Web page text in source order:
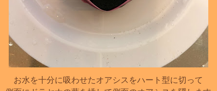
お水を十分に吸わせたオアシスをハート型に切って